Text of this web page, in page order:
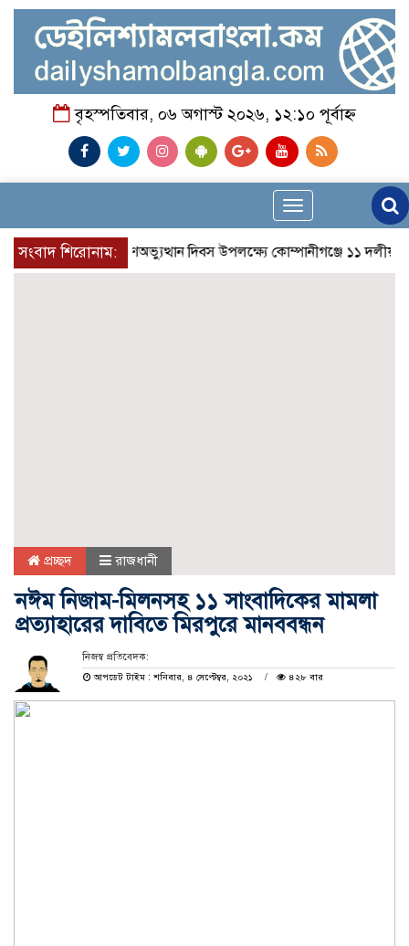
বৃহস্পতিবার, ০৬ অগাস্ট ২০২৬, ১২:১০ পূর্বাহ্ন
Toggle
navigation
সংবাদ শিরোনাম:
জুলাই গণঅভ্যুত্থান দিবস উপলক্ষ্যে কোম্পানীগঞ্জে ১১ দলীয় ঐক্য
প্রচ্ছদ রাজধানী
নঈম নিজাম-মিলনসহ ১১ সাংবাদিকের মামলা
প্রত্যাহারের দাবিতে মিরপুরে মানববন্ধন
নিজস্ব প্রতিবেদক:
আপডেট টাইম : শনিবার, ৪ সেপ্টেম্বর, ২০২১
৪২৮ বার